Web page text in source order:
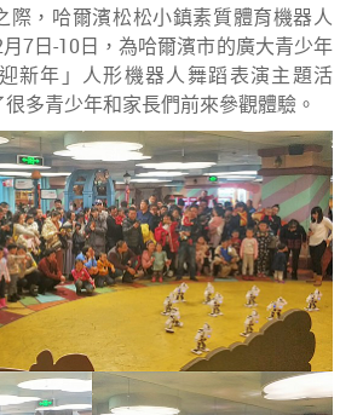
際，哈爾濱松松小鎮素質體育機器人
7日-10日，為哈爾濱市的廣大青少年
新年」人形機器人舞蹈表演主題活
多青少年和家長們前來參觀體驗。